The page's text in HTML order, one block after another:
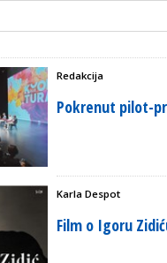
Redakcija
Pokrenut pilot-
Karla Despot
Film o Igoru